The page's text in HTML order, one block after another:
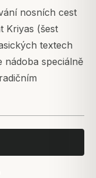
nosních cest
Kriyas (šest
textech
nádoba speciálně